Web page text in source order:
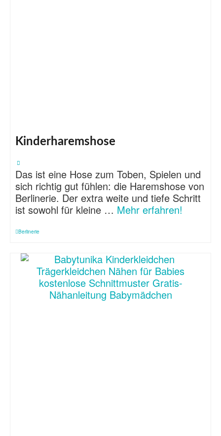
Kinderharemshose
Das ist eine Hose zum Toben, Spielen und
sich richtig gut fühlen: die Haremshose von
Berlinerie. Der extra weite und tiefe Schritt
ist sowohl für kleine … Mehr erfahren!
Berlinerie